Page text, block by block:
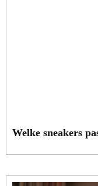
Welke sneakers